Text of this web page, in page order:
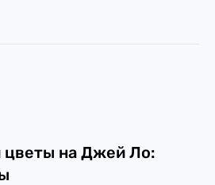
цветы на Джей Ло: